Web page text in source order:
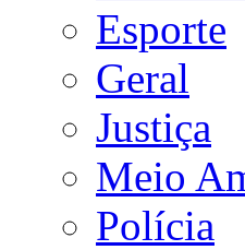
Esporte
Geral
Justiça
Meio
Polícia